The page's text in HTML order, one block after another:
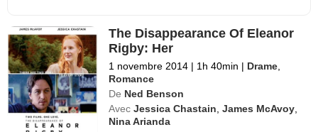
The Disappearance Of Eleanor
Rigby: Her
1 novembre 2014 | 1h 40min | Drame
Romance
De Ned Benson
Avec Jessica Chastain ,James McAvoy
Nina Arianda